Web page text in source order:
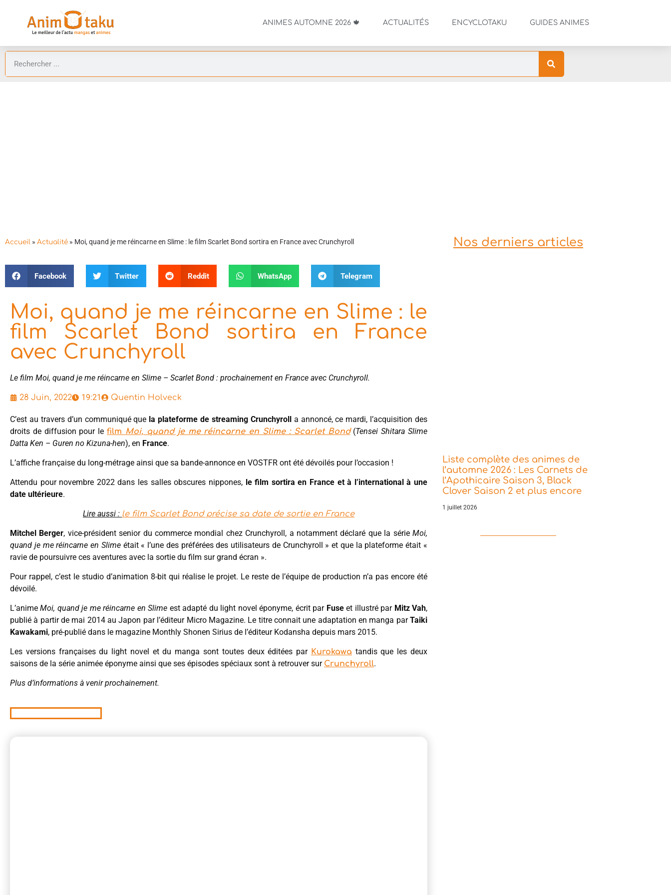
ANIMES AUTOMNE 2026 🍁 ACTUALITÉS ENCYCLOTAKU GUIDES ANIMES
Accueil » Actualité » Moi, quand je me réincarne en Slime : le film Scarlet Bond sortira en France avec Crunchyroll
Facebook Twitter Reddit WhatsApp Telegram
Moi, quand je me réincarne en Slime : le
film Scarlet Bond sortira en France
avec Crunchyroll
Le film Moi, quand je me réincarne en Slime – Scarlet Bond : prochainement en France avec Crunchyroll.
28 Juin, 2022 19:21 Quentin Holveck
C’est au travers d’un communiqué que la plateforme de streaming Crunchyrolla annoncé, ce mardi, l’acquisition des
droits de diffusion pour lefilm Moi, quand je me réincarne en Slime : Scarlet Bond(Tensei Shitara Slime
Datta Ken – Guren no Kizuna-hen), en France.
L’affiche française du long-métrage ainsi que sa bande-annonce en VOSTFR ont été dévoilés pour l’occasion !
Attendu pour novembre 2022 dans les salles obscures nippones, le film sortira en France et à l’international à une
date ultérieure.
Lire aussi : le film Scarlet Bond précise sa date de sortie en France
Mitchel Berger, vice-président senior du commerce mondial chez Crunchyroll, a notamment déclaré que la sérieMoi,
quand je me réincarne en Slimeétait « l’une des préférées des utilisateurs de Crunchyroll » et que la plateforme était «
ravie de poursuivre ces aventures avec la sortie du film sur grand écran ».
Pour rappel, c’est le studio d’animation 8-bit qui réalise le projet. Le reste de l’équipe de production n’a pas encore été
dévoilé.
L’animeMoi, quand je me réincarne en Slime est adapté du light novel éponyme, écrit par Fuseet illustré par Mitz Vah,
publié à partir de mai 2014 au Japon par l’éditeur Micro Magazine. Le titre connait une adaptation en manga parTaiki
Kawakami, pré-publié dans le magazine Monthly Shonen Sirius de l’éditeur Kodansha depuis mars 2015.
Les versions françaises du light novel et du manga sont toutes deux éditées par Kurokawa tandis que les deux
saisons de la série animée éponyme ainsi que ses épisodes spéciaux sont à retrouver sur Crunchyroll.
Plus d’informations à venir prochainement.
Nos derniers articles
Liste complète des animes de
l’automne 2026 : Les Carnets de
l’Apothicaire Saison 3, Black
Clover Saison 2 et plus encore
1 juillet 2026